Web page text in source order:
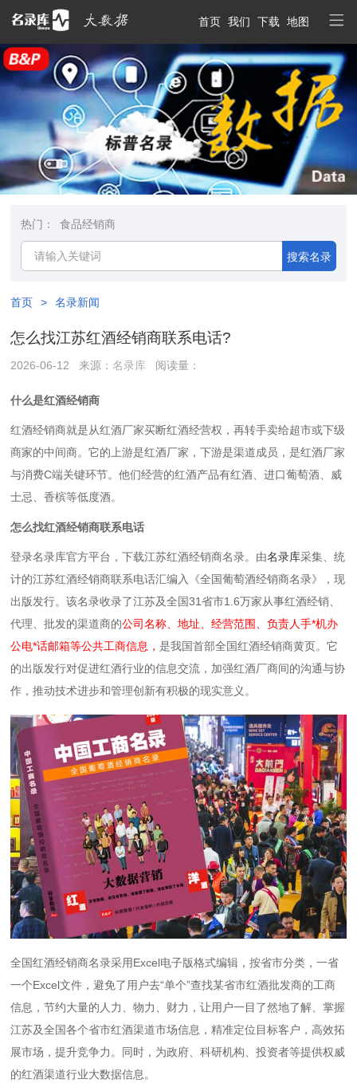
首页 我们 下载 地图
热门： 食品经销商
搜索名录
首页 > 名录新闻
怎么找江苏红酒经销商联系电话?
2026-06-12 来源：名录库 阅读量：
什么是红酒经销商
红酒经销商就是‌从红酒厂家买断红酒经营权，再转手卖给超市或下级
商家的中间商‌。它的上游是红酒厂家，下游是渠道成员，是红酒厂家
与消费C端关键环节。他们经营的红酒产品有红酒、进口葡萄酒、威
士忌、香槟等低度酒。
怎么找红酒经销商联系电话
登录名录库官方平台，下载江苏红酒经销商名录。 由名录库采集、统
计的江苏红酒经销商联系电话汇编入《全国葡萄酒经销商名录》，现
出版发行。该名录收录了江苏及全国31省市1.6万家从事红酒经销、
代理、批发的渠道商的公司名称、地址、经营范围、负责人手*机办
公电*话邮箱等公共工商信息，是我国首部全国红酒经销商黄页。它
的出版发行对促进红酒行业的信息交流，加强红酒厂商间的沟通与协
作，推动技术进步和管理创新有积极的现实意义。
全国红酒经销商名录采用Excel电子版格式编辑，按省市分类，一省
一个Excel文件，避免了用户去“单个”查找某省市红酒批发商的工商
信息，节约大量的人力、物力、财力，让用户一目了然地了解、掌握
江苏及全国各个省市红酒渠道市场信息，精准定位目标客户，高效拓
展市场，提升竞争力。同时，为政府、科研机构、投资者等提供权威
的红酒渠道行业大数据信息。